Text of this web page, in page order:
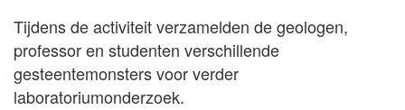
Tijdens de activiteit verzamelden de geologen,
professor en studenten verschillende
gesteentemonsters voor verder
laboratoriumonderzoek.